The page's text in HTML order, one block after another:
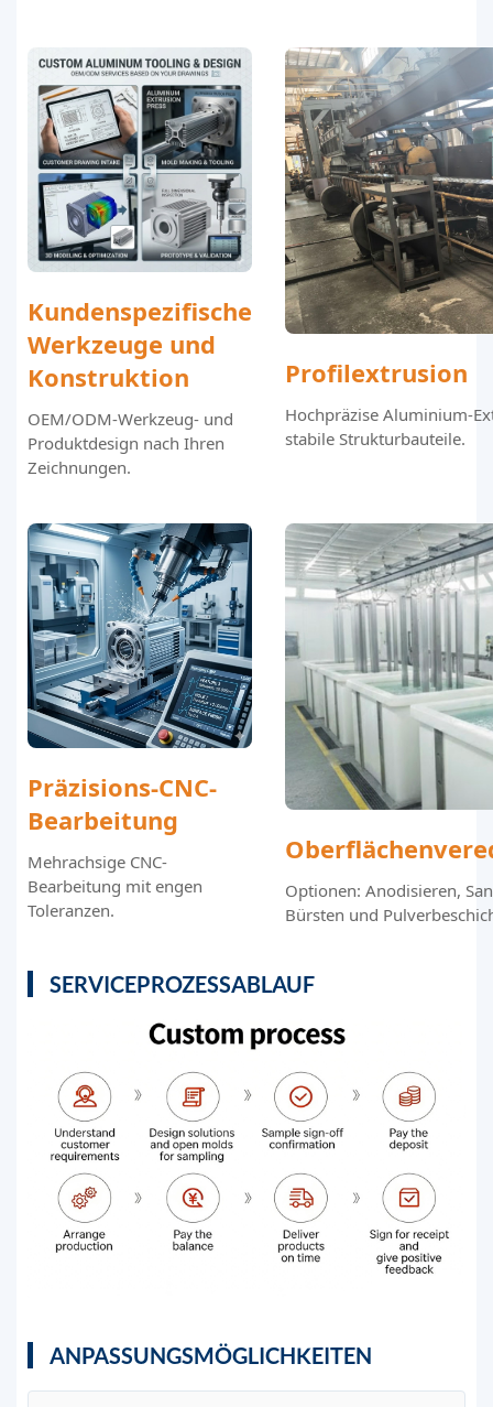
Kundenspezifische
Werkzeuge und
Konstruktion
OEM/ODM-Werkzeug- und
Produktdesign nach Ihren
Zeichnungen.
Profilextrusion
Hochpräzise Aluminium-
stabile Strukturbauteile.
Präzisions-CNC-
Bearbeitung
Mehrachsige CNC-
Bearbeitung mit engen
Toleranzen.
Optionen: Anodisieren,
Bürsten und
SERVICEPROZESSABLAUF
ANPASSUNGSMÖGLICHKEITEN